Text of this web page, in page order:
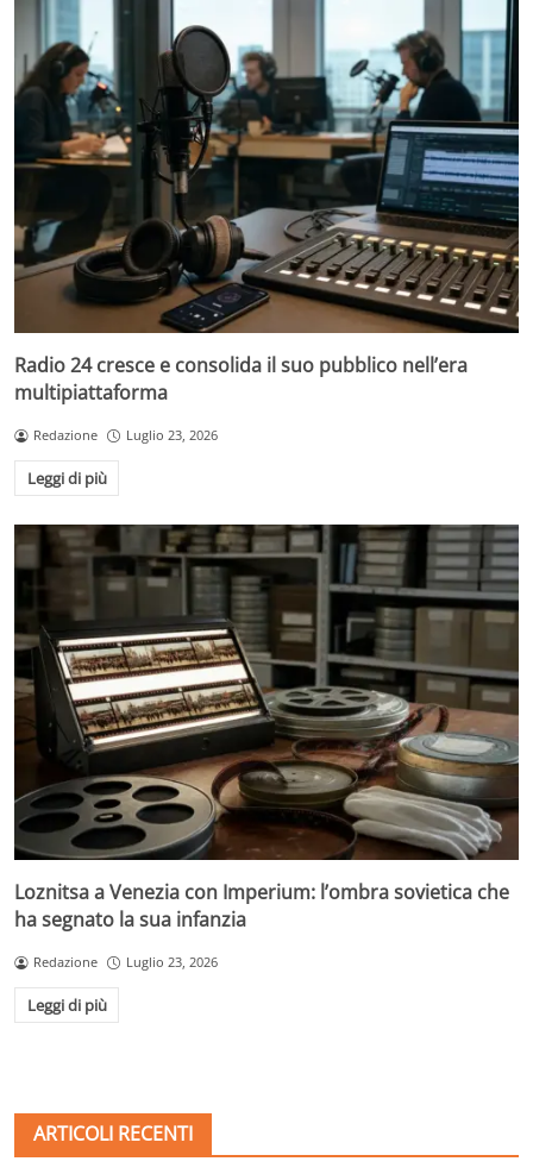
Radio 24 cresce e consolida il suo pubblico nell’era
multipiattaforma
Redazione Luglio 23, 2026
Leggi di più
Loznitsa a Venezia con Imperium: l’ombra sovietica che
ha segnato la sua infanzia
Redazione Luglio 23, 2026
Leggi di più
ARTICOLI RECENTI